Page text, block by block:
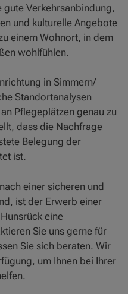
Verkehrsanbindung,
und kulturelle Angebote
einem Wohnort, in dem
wohlfühlen.
in Simmern/
Standortanalysen
Pflegeplätzen genau zu
dass die Nachfrage
Belegung der
ist.
einer sicheren und
ist der Erwerb einer
eine
Sie uns gerne für
Sie sich beraten. Wir
um Ihnen bei Ihrer